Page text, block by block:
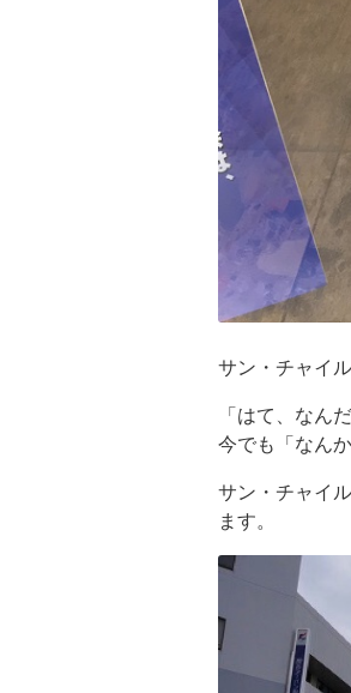
サン・チャイ
「はて、なん
今でも「なん
サン・チャイ
ます。